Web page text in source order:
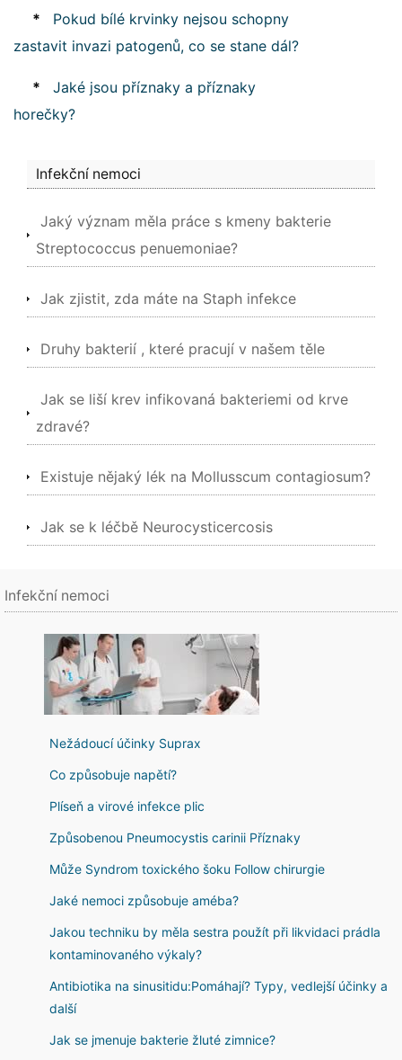
*
Pokud bílé krvinky nejsou schopny
zastavit invazi patogenů, co se stane dál?
*
Jaké jsou příznaky a příznaky
horečky?
Infekční nemoci
Jaký význam měla práce s kmeny bakterie
Streptococcus penuemoniae?
Jak zjistit, zda máte na Staph infekce
Druhy bakterií , které pracují v našem těle
Jak se liší krev infikovaná bakteriemi od krve
zdravé?
Existuje nějaký lék na Mollusscum contagiosum?
Jak se k léčbě Neurocysticercosis
Infekční nemoci
Nežádoucí účinky Suprax
Co způsobuje napětí?
Plíseň a virové infekce plic
Způsobenou Pneumocystis carinii Příznaky
Může Syndrom toxického šoku Follow chirurgie
Jaké nemoci způsobuje améba?
Jakou techniku ​​by měla sestra použít při likvidaci prádla
kontaminovaného výkaly?
Antibiotika na sinusitidu:Pomáhají? Typy, vedlejší účinky a
další
Jak se jmenuje bakterie žluté zimnice?